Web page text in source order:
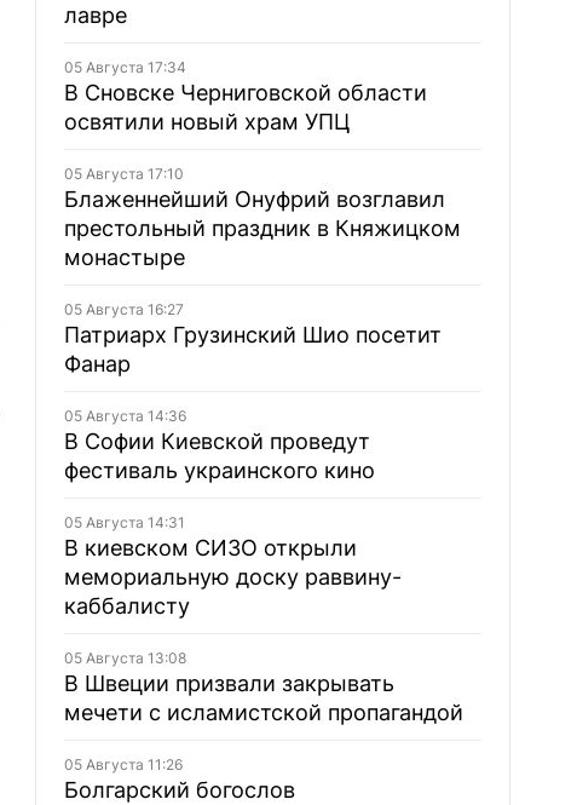
лавре
05 Августа 17:34
В Сновске Черниговской области
освятили новый храм УПЦ
05 Августа 17:10
Блаженнейший Онуфрий возглавил
престольный праздник в Княжицком
монастыре
05 Августа 16:27
Патриарх Грузинский Шио посетит
Фанар
05 Августа 14:36
В Софии Киевской проведут
фестиваль украинского кино
05 Августа 14:31
В киевском СИЗО открыли
мемориальную доску раввину-
каббалисту
05 Августа 13:08
В Швеции призвали закрывать
мечети с исламистской пропагандой
05 Августа 11:26
Болгарский богослов